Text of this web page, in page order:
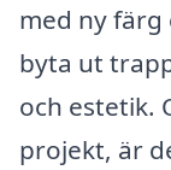
med ny
byta ut
och estetik.
projekt, är